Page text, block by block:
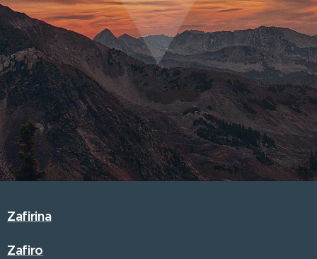
Zafirina
Zafiro